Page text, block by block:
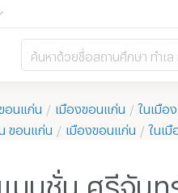
ค้นหาด้วยชื่อสถานศึกษา ทำเ
อนแก่น เมืองขอนแก่น ในเมือง
ขอนแก่น เมืองขอนแก่น ในเมื
มนชั่น ศรีจันท